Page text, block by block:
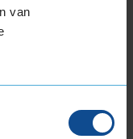
van